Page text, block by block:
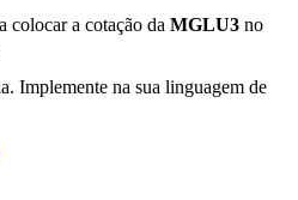
colocar a cotação da MGLU3 no
Implemente na sua linguagem de